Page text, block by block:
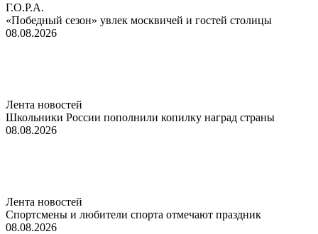
Г.О.Р.А.
«Победный сезон» увлек москвичей и гостей столицы
08.08.2026
Лента новостей
Школьники России пополнили копилку наград страны
08.08.2026
Лента новостей
Спортсмены и любители спорта отмечают праздник
08.08.2026